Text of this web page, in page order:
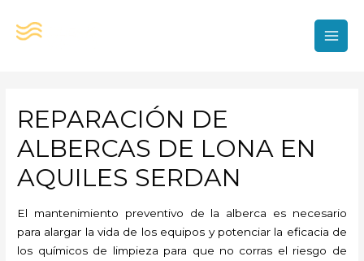
REPARACIÓN DE
ALBERCAS DE LONA EN
AQUILES SERDAN
El mantenimiento preventivo de la alberca es necesario
para alargar la vida de los equipos y potenciar la eficacia de
los químicos de limpieza para que no corras el riesgo de